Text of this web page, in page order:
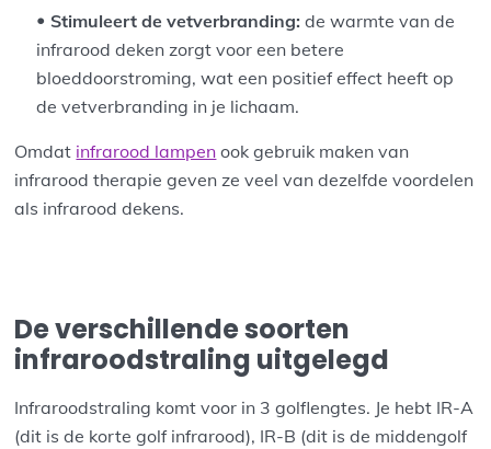
Stimuleert de vetverbranding: de warmte van de
infrarood deken zorgt voor een betere
bloeddoorstroming, wat een positief effect heeft op
de vetverbranding in je lichaam.
Omdat infrarood lampen ook gebruik maken van
infrarood therapie geven ze veel van dezelfde voordelen
als infrarood dekens.
De verschillende soorten
infraroodstraling uitgelegd
Infraroodstraling komt voor in 3 golflengtes. Je hebt IR-A
(dit is de korte golf infrarood), IR-B (dit is de middengolf